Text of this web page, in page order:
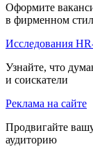
Оформите
в фирменном
Исследования
Узнайте, что
и соискатели
Реклама на сайте
Продвигайте
аудиторию